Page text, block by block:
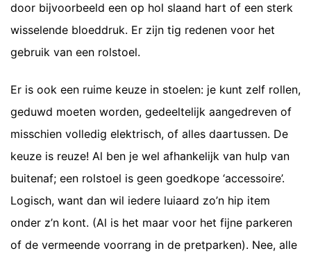
door bijvoorbeeld een op hol slaand hart of een sterk
wisselende bloeddruk. Er zijn tig redenen voor het
gebruik van een rolstoel.
Er is ook een ruime keuze in stoelen: je kunt zelf rollen,
geduwd moeten worden, gedeeltelijk aangedreven of
misschien volledig elektrisch, of alles daartussen. De
keuze is reuze! Al ben je wel afhankelijk van hulp van
buitenaf; een rolstoel is geen goedkope ‘accessoire’.
Logisch, want dan wil iedere luiaard zo’n hip item
onder z’n kont. (Al is het maar voor het fijne parkeren
of de vermeende voorrang in de pretparken). Nee, alle